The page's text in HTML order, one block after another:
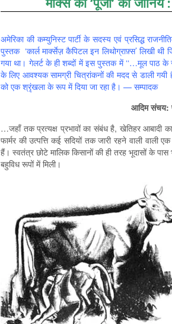
अमेरिका की कम्युनिस्ट पार्टी के सदस्य एवं प्रसिद्ध
पुस्तक ‘कार्ल मार्क्सेज़ कैपिटल इन लिथोग्राफ़्स’ लिखी
गया था। गेलर्ट के ही शब्दों में इस पुस्तक में ‘‘…मूल पाठ के
के लिए आवश्यक सामग्री चित्रांकनों की मदद से डाली गयी
को एक श्रृंखला के रूप में दिया जा रहा है। — सम्पादक
आदिम संचय:
…जहाँ तक प्रत्यक्ष प्रभावों का संबंध है, खेतिहर आबादी
फार्मर की उत्पत्ति कई सदियों तक जारी रहने वाली
हैं। स्वतंत्र छोटे मालि‍क किसानों की ही तरह भूदासों के
बहुविध रूपों में मिली।